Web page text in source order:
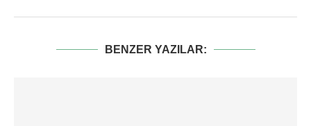
BENZER YAZILAR: